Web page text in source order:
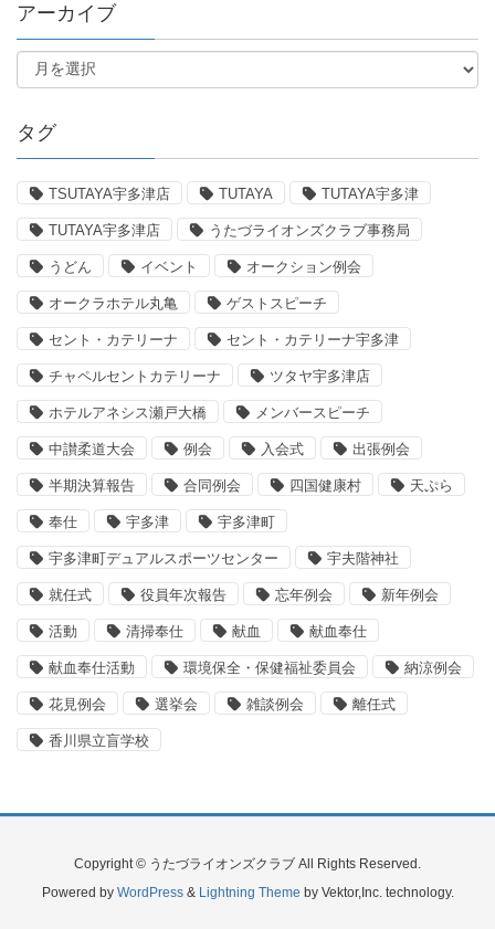
アーカイブ
タグ
TSUTAYA宇多津店 TUTAYA TUTAYA宇多津
TUTAYA宇多津店 うたづライオンズクラブ事務局
うどん イベント オークション例会
オークラホテル丸亀 ゲストスピーチ
セント・カテリーナ セント・カテリーナ宇多津
チャペルセントカテリーナ ツタヤ宇多津店
ホテルアネシス瀬戸大橋 メンバースピーチ
中讃柔道大会 例会 入会式 出張例会
半期決算報告 合同例会 四国健康村 天ぷら
奉仕 宇多津 宇多津町
宇多津町デュアルスポーツセンター 宇夫階神社
就任式 役員年次報告 忘年例会 新年例会
活動 清掃奉仕 献血 献血奉仕
献血奉仕活動 環境保全・保健福祉委員会 納涼例会
花見例会 選挙会 雑談例会 離任式
香川県立盲学校
Copyright © うたづライオンズクラブ All Rights Reserved.
Powered by WordPress& Lightning Theme by Vektor,Inc. technology.